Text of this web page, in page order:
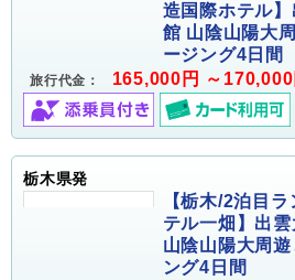
造国際ホテル
館 山陰山陽大
ージング4日間
旅行代金： 165,000円 ～170,000
栃木県発
【栃木/2泊目
テル一畑】出
山陰山陽大周
ング4日間